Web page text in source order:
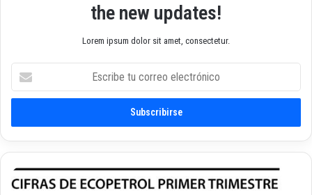
the new updates!
Lorem ipsum dolor sit amet, consectetur.
c
i
b
t
u
D
i